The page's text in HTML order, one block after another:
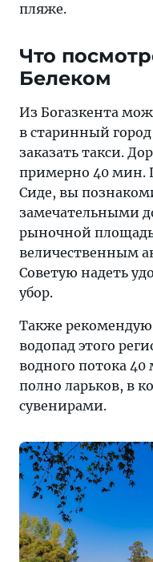
пляже.
Что
Белеком
Из Богазкента
в старинный город
заказать такси.
примерно 40 мин.
Сиде, вы
замечательными
рыночной
величественным
Советую надеть
убор.
Также
водопад этого
водного потока
полно ларьков, в
сувенирами.